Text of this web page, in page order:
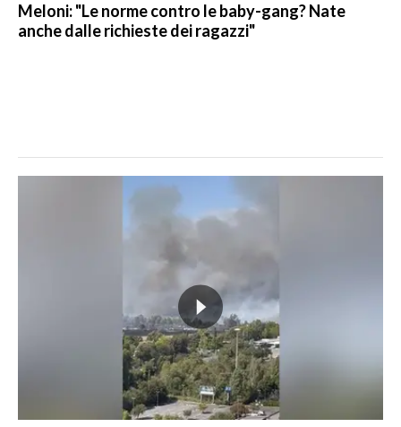
Meloni: "Le norme contro le baby-gang? Nate
anche dalle richieste dei ragazzi"